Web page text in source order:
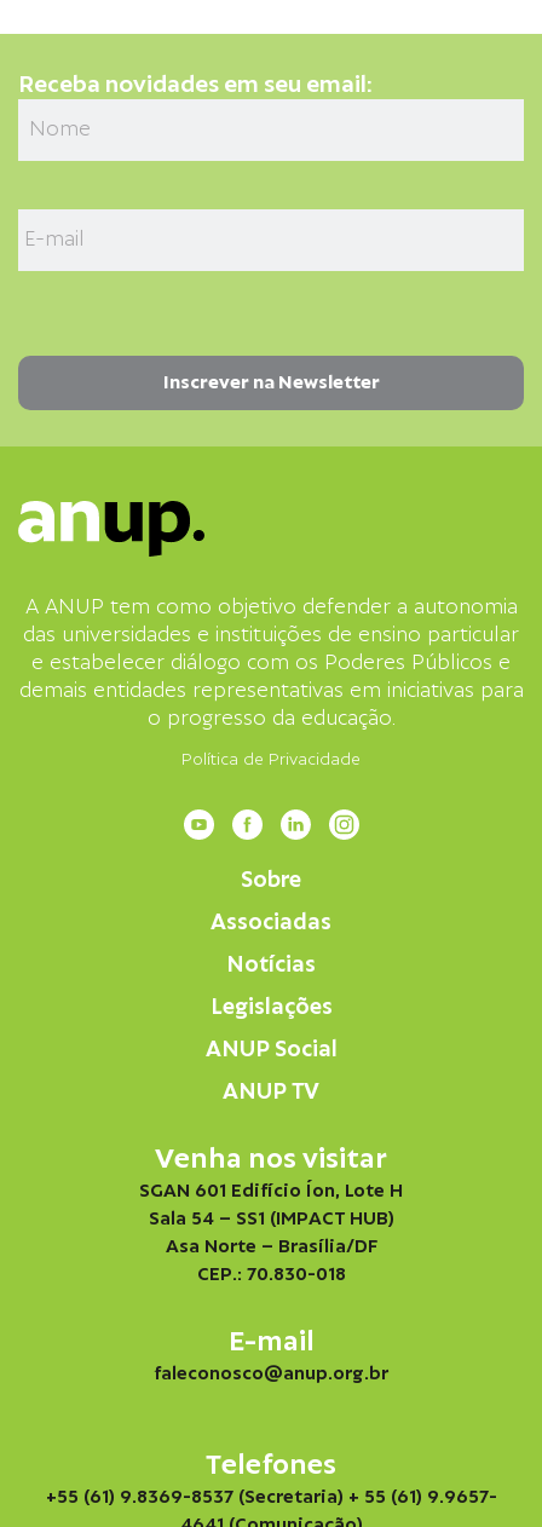
Receba novidades em seu email:
A ANUP tem como objetivo defender a autonomia
das universidades e instituições de ensino particular
e estabelecer diálogo com os Poderes Públicos e
demais entidades representativas em iniciativas para
o progresso da educação.
Política de Privacidade
Sobre
Associadas
Notícias
Legislações
ANUP Social
ANUP TV
Venha nos visitar
SGAN 601 Edifício Íon, Lote H
Sala 54 – SS1 (IMPACT HUB)
Asa Norte – Brasília/DF
CEP.: 70.830-018
E-mail
faleconosco@anup.org.br
Telefones
+55 (61) 9.8369-8537 (Secretaria) + 55 (61) 9.9657-